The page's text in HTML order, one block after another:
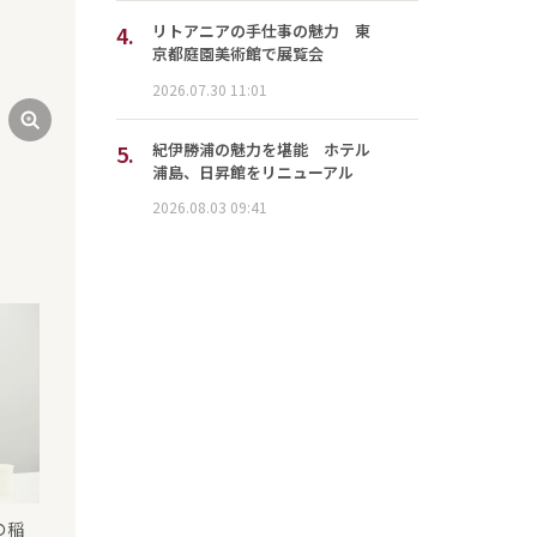
『Downstate』（提供：ポウジュ）
稲
4.
リトアニアの手仕事の魅力 東
京都庭園美術館で展覧会
2026.07.30 11:01
5.
紀伊勝浦の魅力を堪能 ホテル
浦島、日昇館をリニューアル
2026.08.03 09:41